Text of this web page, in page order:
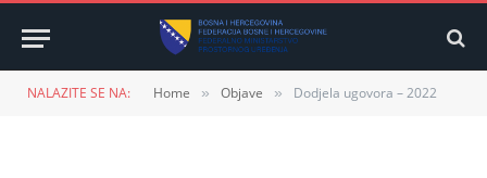
NALAZITE SE NA: Home » Objave » Dodjela ugovora – 2022